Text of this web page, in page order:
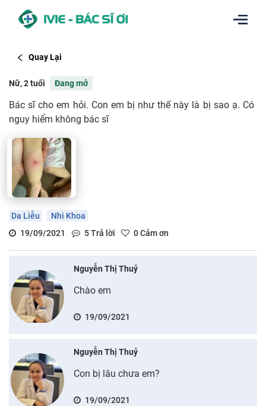
Quay Lại
Nữ, 2 tuổi Đang mở
Bác sĩ cho em hỏi. Con em bị như thế này là bị sao ạ. Có
nguy hiểm không bác sĩ
Da Liễu
Nhi Khoa
19/09/2021
5Trả lời 0Cảm ơn
Nguyễn Thị Thuỷ
Chào em
19/09/2021
Nguyễn Thị Thuỷ
Con bị lâu chưa em?
19/09/2021